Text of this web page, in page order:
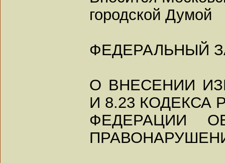
городской Думой
ФЕДЕРАЛЬНЫЙ
О ВНЕСЕНИИ
И 8.23 КОДЕКСА
ФЕДЕРАЦИИ